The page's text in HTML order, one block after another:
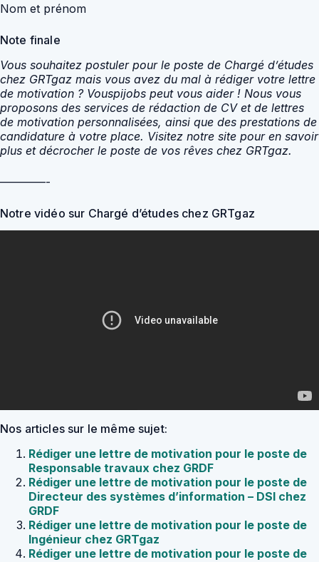
Nom et prénom
Note finale
Vous souhaitez postuler pour le poste de Chargé d’études
chez GRTgaz mais vous avez du mal à rédiger votre lettre
de motivation ? Vouspijobs peut vous aider ! Nous vous
proposons des services de rédaction de CV et de lettres
de motivation personnalisées, ainsi que des prestations de
candidature à votre place. Visitez notre site pour en savoir
plus et décrocher le poste de vos rêves chez GRTgaz.
————-
Notre vidéo sur Chargé d’études chez GRTgaz
Nos articles sur le même sujet:
Rédiger une lettre de motivation pour le poste de
Responsable travaux chez GRDF
Rédiger une lettre de motivation pour le poste de
Directeur des systèmes d’information – DSI chez
GRDF
Rédiger une lettre de motivation pour le poste de
Ingénieur chez GRTgaz
Rédiger une lettre de motivation pour le poste de